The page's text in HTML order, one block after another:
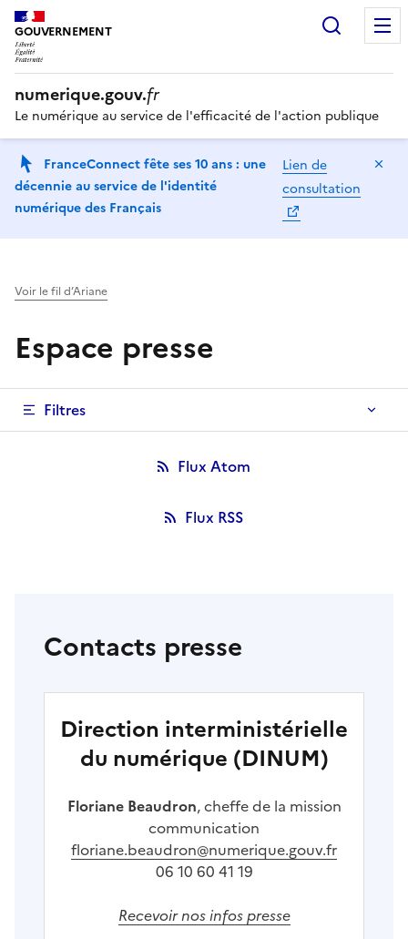
GOUVERNEMENT
numerique.gouv.fr
Le numérique au service de l'efficacité de l'action publique
FranceConnect fête ses 10 ans : une
décennie au service de l'identité
numérique des Français
Lien de
consultation
Voir le fil d’Ariane
Espace presse
Filtres
Flux Atom
Flux RSS
Contacts presse
Direction interministérielle
du numérique (DINUM)
Floriane Beaudron, cheffe de la mission
communication
floriane.beaudron@numerique.gouv.fr
06 10 60 41 19
Recevoir nos infos presse